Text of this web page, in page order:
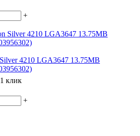
+
4210 LGA3647 13.75MB
клик
+